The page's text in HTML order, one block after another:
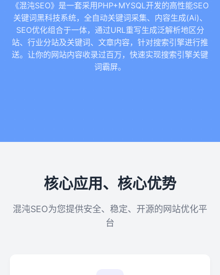
《混沌SEO》是一套采用PHP+MYSQL开发的高性能SEO
关键词黑科技系统，全自动关键词采集、内容生成(Ai)、
SEO优化组合于一体，通过URL重写生成泛解析地区分
站、行业分站及关键词、文章内容，针对搜索引擎进行推
送。让你的网站内容收录过百万，快速实现搜索引擎关键
词霸屏。
核心应用、核心优势
混沌SEO为您提供安全、稳定、开源的网站优化平
台